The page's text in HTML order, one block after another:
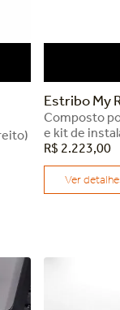
Estribo My
Composto
e kit de
R$ 2.223,00
Ver